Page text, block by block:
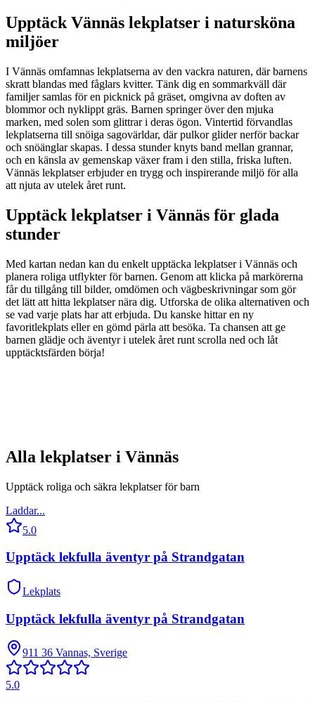
Upptäck Vännäs lekplatser i natursköna
miljöer
I Vännäs omfamnas lekplatserna av den vackra naturen, där barnens
skratt blandas med fåglars kvitter. Tänk dig en sommarkväll där
familjer samlas för en picknick på gräset, omgivna av doften av
blommor och nyklippt gräs. Barnen springer över den mjuka
marken, med solen som glittrar i deras ögon. Vintertid förvandlas
lekplatserna till snöiga sagovärldar, där pulkor glider nerför backar
och snöänglar skapas. I dessa stunder knyts band mellan grannar,
och en känsla av gemenskap växer fram i den stilla, friska luften.
Vännäs lekplatser erbjuder en trygg och inspirerande miljö för alla
att njuta av utelek året runt.
Upptäck lekplatser i Vännäs för glada
stunder
Med kartan nedan kan du enkelt upptäcka lekplatser i Vännäs och
planera roliga utflykter för barnen. Genom att klicka på markörerna
får du tillgång till bilder, omdömen och vägbeskrivningar som gör
det lätt att hitta lekplatser nära dig. Utforska de olika alternativen och
se vad varje plats har att erbjuda. Du kanske hittar en ny
favoritlekplats eller en gömd pärla att besöka. Ta chansen att ge
barnen glädje och äventyr i utelek året runt scrolla ned och låt
upptäcktsfärden börja!
Alla lekplatser i Vännäs
Upptäck roliga och säkra lekplatser för barn
Laddar...
5.0
Upptäck lekfulla äventyr på Strandgatan
Lekplats
Upptäck lekfulla äventyr på Strandgatan
911 36 Vannas, Sverige
5.0